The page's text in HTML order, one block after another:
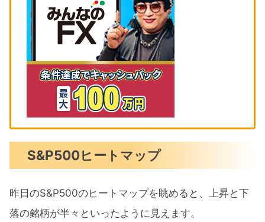
S&P500ヒートマップ
昨日のS&P500のヒートマップを眺めると、上昇と下
落の銘柄が半々といったように見えます。